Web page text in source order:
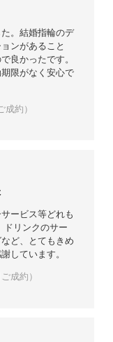
。結婚指輪のデ
ンがあること
良かったです。
限がなく安心で
約）
ービス等どれも
ドリンクのサー
ど、とてもきめ
しています。
成約）